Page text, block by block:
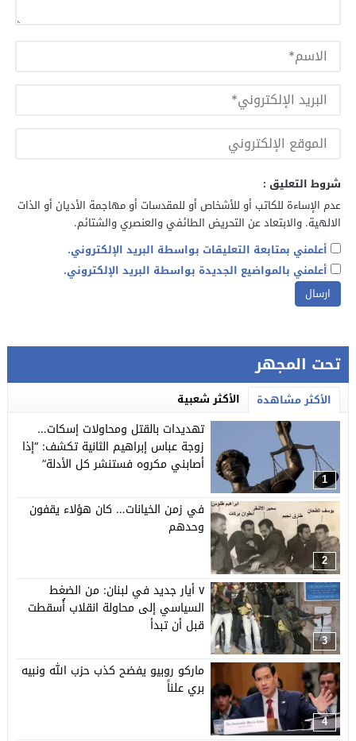
شروط التعليق :
عدم الإساءة للكاتب أو للأشخاص أو للمقدسات أو مهاجمة الأديان أو الذات
الالهية. والابتعاد عن التحريض الطائفي والعنصري والشتائم.
أعلمني بمتابعة التعليقات بواسطة البريد الإلكتروني.
أعلمني بالمواضيع الجديدة بواسطة البريد الإلكتروني.
تحت المجهر
الأكثر مشاهدة الأكثر شعبية
1
تهديدات بالقتل ومحاولات إسكات…
زوجة عباس إبراهيم الثانية تكشف: “إذا
أصابني مكروه فستنشر كل الأدلة”
2
في زمن الخيانات… كان هؤلاء يقفون
وحدهم
3
٧ أيار جديد في لبنان: من الضغط
السياسي إلى محاولة انقلاب أُسقطت
قبل أن تبدأ
4
ماركو روبيو يفضح كذب حزب الله ونبيه
بري علناً